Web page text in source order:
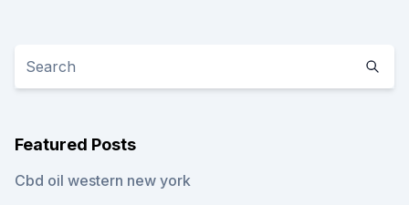
Featured Posts
Cbd oil western new york